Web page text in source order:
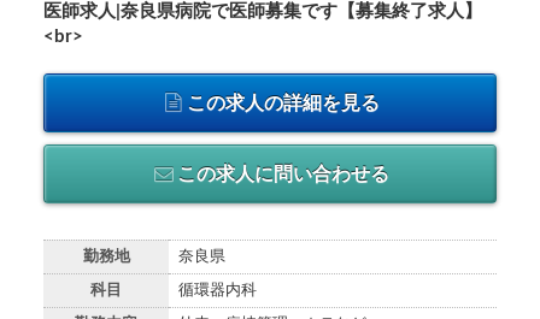
医師求人|奈良県病院で医師募集です【募集終了求人】
<br>
この求人の詳細を見る
この求人に問い合わせる
勤務地 奈良県
科目 循環器内科